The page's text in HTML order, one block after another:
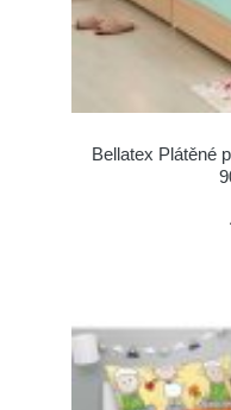
Bellatex Plátěné